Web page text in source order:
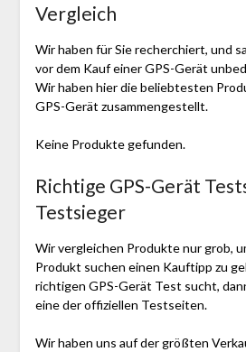
Vergleich
Wir haben für Sie recherchiert, und
vor dem Kauf einer GPS-Gerät
Wir haben hier die beliebtesten
GPS-Gerät zusammengestellt.
Keine Produkte gefunden.
Richtige GPS-Gerät
Testsieger
Wir vergleichen Produkte nur grob,
Produkt suchen einen Kauftipp zu
richtigen GPS-Gerät Test sucht,
eine der offiziellen Testseiten.
Wir haben uns auf der größten